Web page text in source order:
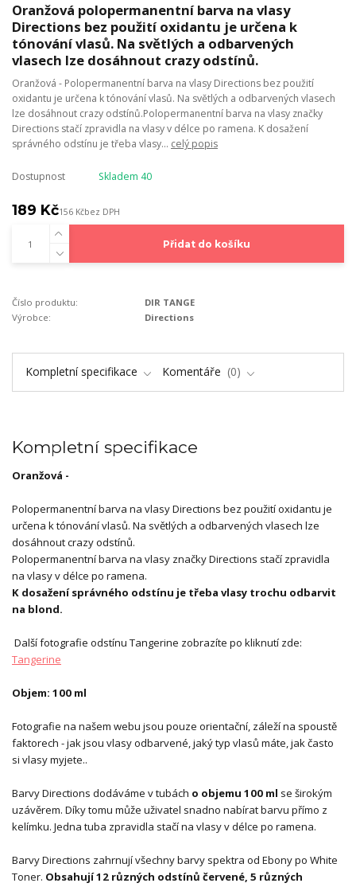
Oranžová polopermanentní barva na vlasy
Directions bez použití oxidantu je určena k
tónování vlasů. Na světlých a odbarvených
vlasech lze dosáhnout crazy odstínů.
Oranžová - Polopermanentní barva na vlasy Directions bez použití
oxidantu je určena k tónování vlasů. Na světlých a odbarvených vlasech
lze dosáhnout crazy odstínů.Polopermanentní barva na vlasy značky
Directions stačí zpravidla na vlasy v délce po ramena. K dosažení
správného odstínu je třeba vlasy... celý popis
Dostupnost Skladem 40
189 Kč156 Kčbez DPH
Přidat do košíku
Číslo produktu:
DIR TANGE
Výrobce:
Directions
Kompletní specifikace Komentáře 0
Kompletní specifikace
Oranžová -
Polopermanentní barva na vlasy Directions bez použití oxidantu je
určena k tónování vlasů. Na světlých a odbarvených vlasech lze
dosáhnout crazy odstínů.
Polopermanentní barva na vlasy značky Directions stačí zpravidla
na vlasy v délce po ramena.
K dosažení správného odstínu je třeba vlasy trochu odbarvit
na blond.
Další fotografie odstínu Tangerine zobrazíte po kliknutí zde:
Tangerine
Objem: 100 ml
Fotografie na našem webu jsou pouze orientační, záleží na spoustě
faktorech - jak jsou vlasy odbarvené, jaký typ vlasů máte, jak často
si vlasy myjete..
Barvy Directions dodáváme v tubách o objemu 100 ml se širokým
uzávěrem. Díky tomu může uživatel snadno nabírat barvu přímo z
kelímku. Jedna tuba zpravidla stačí na vlasy v délce po ramena.
Barvy Directions zahrnují všechny barvy spektra od Ebony po White
Toner. Obsahují 12 různých odstínů červené, 5 různých